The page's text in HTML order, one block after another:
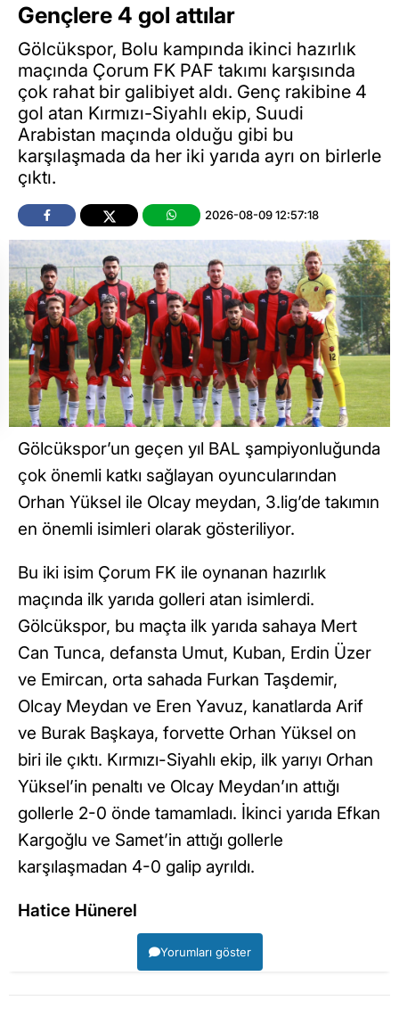
Gençlere 4 gol attılar
Gölcükspor, Bolu kampında ikinci hazırlık
maçında Çorum FK PAF takımı karşısında
çok rahat bir galibiyet aldı. Genç rakibine 4
gol atan Kırmızı-Siyahlı ekip, Suudi
Arabistan maçında olduğu gibi bu
karşılaşmada da her iki yarıda ayrı on birlerle
çıktı.
2026-08-09 12:57:18
Gölcükspor’un geçen yıl BAL şampiyonluğunda
çok önemli katkı sağlayan oyuncularından
Orhan Yüksel ile Olcay meydan, 3.lig’de takımın
en önemli isimleri olarak gösteriliyor.
Bu iki isim Çorum FK ile oynanan hazırlık
maçında ilk yarıda golleri atan isimlerdi.
Gölcükspor, bu maçta ilk yarıda sahaya Mert
Can Tunca, defansta Umut, Kuban, Erdin Üzer
ve Emircan, orta sahada Furkan Taşdemir,
Olcay Meydan ve Eren Yavuz, kanatlarda Arif
ve Burak Başkaya, forvette Orhan Yüksel on
biri ile çıktı. Kırmızı-Siyahlı ekip, ilk yarıyı Orhan
Yüksel’in penaltı ve Olcay Meydan’ın attığı
gollerle 2-0 önde tamamladı. İkinci yarıda Efkan
Kargoğlu ve Samet’in attığı gollerle
karşılaşmadan 4-0 galip ayrıldı.
Hatice Hünerel
Yorumları göster